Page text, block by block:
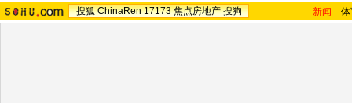
搜狐 ChinaRen 17173 焦点房地产 搜狗 新闻 -